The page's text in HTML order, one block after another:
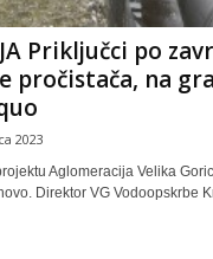
Priključci po
pročistača, na
2023
Aglomeracija Velika
Direktor VG Vodoopskrbe